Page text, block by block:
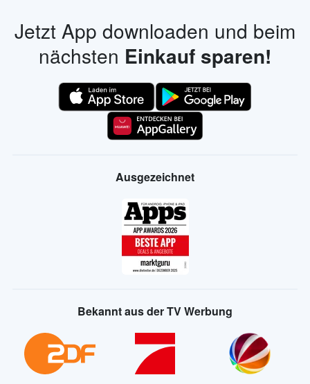
Jetzt App downloaden und beim
nächsten Einkauf sparen!
Ausgezeichnet
Bekannt aus der TV Werbung